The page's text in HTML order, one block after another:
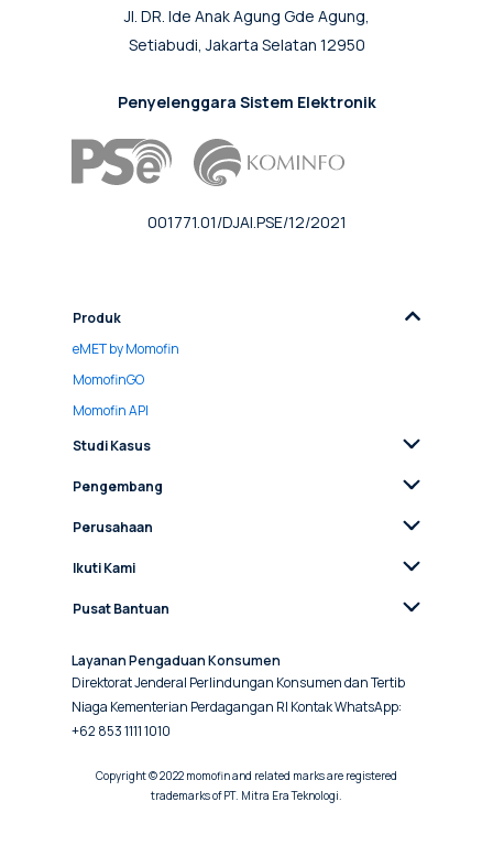
Jl. DR. Ide Anak Agung Gde Agung,
Setiabudi, Jakarta Selatan 12950
Penyelenggara Sistem Elektronik
001771.01/DJAI.PSE/12/2021
Copyright © 2022 momofin and related marks are registered
trademarks of PT. Mitra Era Teknologi.
Produk
eMET by Momofin
MomofinGO
Momofin API
Studi Kasus
Pengembang
Perusahaan
Ikuti Kami
Pusat Bantuan
Layanan Pengaduan Konsumen
Direktorat Jenderal Perlindungan Konsumen dan Tertib
Niaga Kementerian Perdagangan RI Kontak WhatsApp:
+62 853 1111 1010